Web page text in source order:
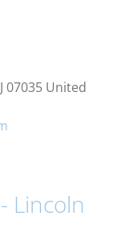
07035 United
Lincoln